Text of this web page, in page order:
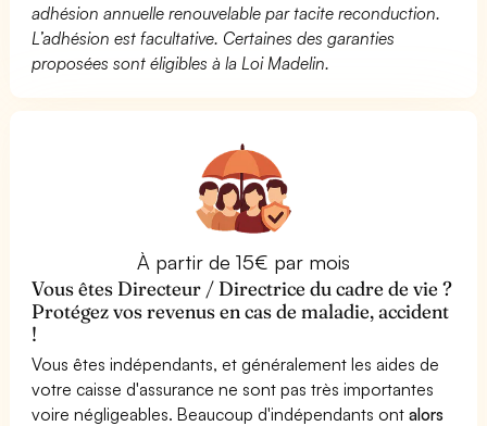
adhésion annuelle renouvelable par tacite reconduction.
L’adhésion est facultative. Certaines des garanties
proposées sont éligibles à la Loi Madelin.
À partir de 15€ par mois
Vous êtes Directeur / Directrice du cadre de vie ?
Protégez vos revenus en cas de maladie, accident
!
Vous êtes indépendants, et généralement les aides de
votre caisse d'assurance ne sont pas très importantes
voire négligeables. Beaucoup d'indépendants ontalors